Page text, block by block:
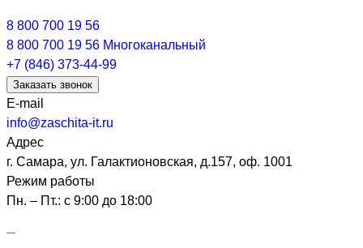
8 800 700 19 56
8 800 700 19 56 Многоканальный
+7 (846) 373-44-99
Заказать звонок
E-mail
info@zaschita-it.ru
Адрес
г. Самара, ул. Галактионовская, д.157, оф. 1001
Режим работы
Пн. – Пт.: с 9:00 до 18:00